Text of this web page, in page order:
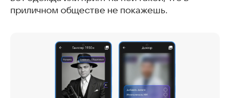
приличном обществе не покажешь.